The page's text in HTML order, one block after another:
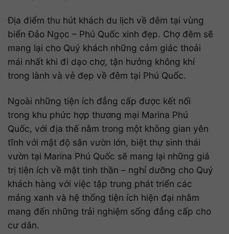
Địa điểm thu hút khách du lịch về đêm tại vùng
biển Đảo Ngọc – Phú Quốc xinh đẹp. Chợ đêm sẽ
mang lại cho Quý khách những cảm giác thoải
mái nhất khi đi dạo chợ, tận hưởng không khí
trong lành và vẻ đẹp về đêm tại Phú Quốc.
Ngoài những tiện ích đẳng cấp được kết nối
trong khu phức hợp thương mại Marina Phú
Quốc, với địa thế nằm trong một không gian yên
tĩnh với mật độ sân vườn lớn, biệt thự sinh thái
vườn tại Marina Phú Quốc sẽ mang lại những giá
trị tiện ích về mặt tinh thần – nghỉ dưỡng cho Quý
khách hàng với việc tập trung phát triển các
mảng xanh và hệ thống tiện ích hiện đại nhằm
mang đến những trải nghiệm sống đẳng cấp cho
cư dân.